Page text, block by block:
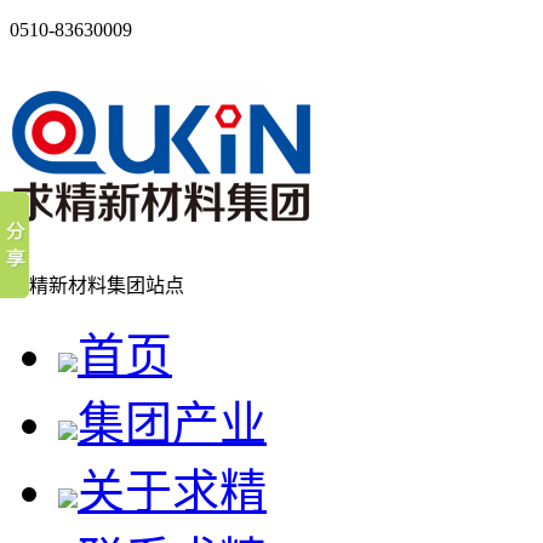
0510-83630009
求精新材料集团站点
首页
集团产业
关于求精